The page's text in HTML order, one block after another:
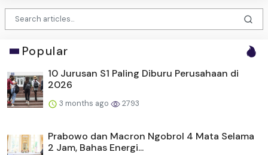
Popular
10 Jurusan S1 Paling Diburu Perusahaan di
2026
3 months ago 2793
Prabowo dan Macron Ngobrol 4 Mata Selama
2 Jam, Bahas Energi...